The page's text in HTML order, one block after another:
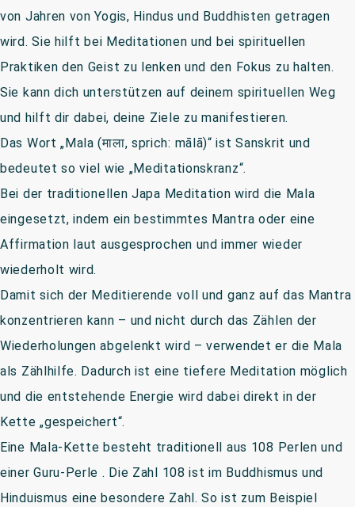
von Jahren von Yogis, Hindus und Buddhisten getragen
wird. Sie hilft bei Meditationen und bei spirituellen
Praktiken den Geist zu lenken und den Fokus zu halten.
Sie kann dich unterstützen auf deinem spirituellen Weg
und hilft dir dabei, deine Ziele zu manifestieren.
Das Wort „Mala (माला, sprich: mālā)“ ist Sanskrit und
bedeutet so viel wie „Meditationskranz“.
Bei der traditionellen Japa Meditation wird die Mala
eingesetzt, indem ein bestimmtes Mantra oder eine
Affirmation laut ausgesprochen und immer wieder
wiederholt wird.
Damit sich der Meditierende voll und ganz auf das Mantra
konzentrieren kann – und nicht durch das Zählen der
Wiederholungen abgelenkt wird – verwendet er die Mala
als Zählhilfe. Dadurch ist eine tiefere Meditation möglich
und die entstehende Energie wird dabei direkt in der
Kette „gespeichert“.
Eine Mala-Kette besteht traditionell aus 108 Perlen und
einer Guru-Perle . Die Zahl 108 ist im Buddhismus und
Hinduismus eine besondere Zahl. So ist zum Beispiel